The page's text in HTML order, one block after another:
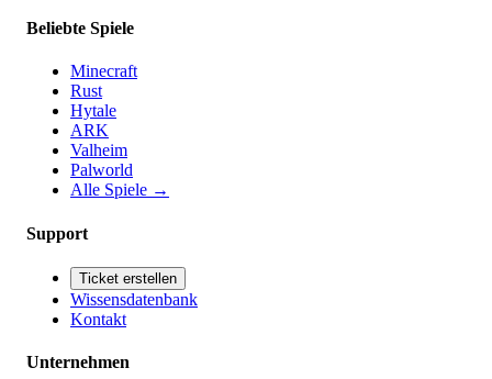
Beliebte Spiele
Minecraft
Rust
Hytale
ARK
Valheim
Palworld
Alle Spiele →
Support
Ticket erstellen
Wissensdatenbank
Kontakt
Unternehmen